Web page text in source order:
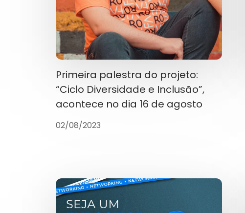
Primeira palestra do projeto:
“Ciclo Diversidade e Inclusão”,
acontece no dia 16 de agosto
02/08/2023